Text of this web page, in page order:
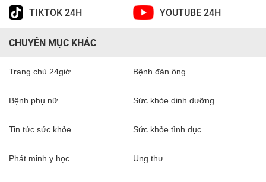
TIKTOK 24H YOUTUBE 24H
CHUYÊN MỤC KHÁC
Trang chủ 24giờ Bệnh đàn ông
Bệnh phụ nữ Sức khỏe dinh dưỡng
Tin tức sức khỏe Sức khỏe tình dục
Phát minh y học Ung thư